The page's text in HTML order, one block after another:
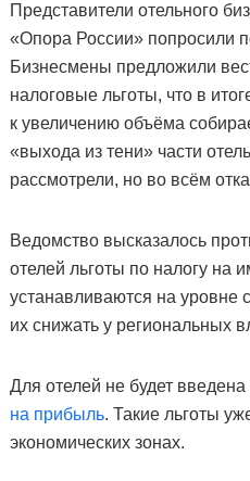
Представители отельного
«Опора России» попросили
Бизнесмены предложили
налоговые льготы, что в
к увеличению объёма
«выхода из тени» части
рассмотрели, но во всём
Ведомство высказалось
отелей льготы по налогу на
устанавливаются на уровне
их снижать у региональных
Для отелей не будет введена
на прибыль. Такие льготы
экономических зонах.